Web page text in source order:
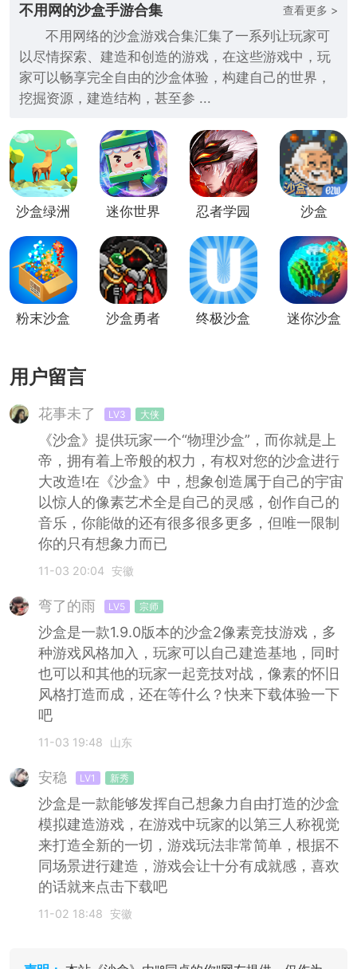
不用网的沙盒手游合集 查看更多 >
不用网络的沙盒游戏合集汇集了一系列让玩家可
以尽情探索、建造和创造的游戏，在这些游戏中，玩
家可以畅享完全自由的沙盒体验，构建自己的世界，
挖掘资源，建造结构，甚至参 ...
沙盒绿洲
迷你世界
服
忍者学园
沙盒
粉末沙盒 沙盒勇者 终极沙盒 迷你沙盒
用户留言
花事未了 LV3 大侠
《沙盒》提供玩家一个“物理沙盒”，而你就是上
帝，拥有着上帝般的权力，有权对您的沙盒进行
大改造!在《沙盒》中，想象创造属于自己的宇宙
以惊人的像素艺术全是自己的灵感，创作自己的
音乐，你能做的还有很多很多更多，但唯一限制
你的只有想象力而已
11-03 20:04 安徽
弯了的雨 LV5 宗师
沙盒是一款1.9.0版本的沙盒2像素竞技游戏，多
种游戏风格加入，玩家可以自己建造基地，同时
也可以和其他的玩家一起竞技对战，像素的怀旧
风格打造而成，还在等什么？快来下载体验一下
吧
11-03 19:48 山东
安稳 LV1 新秀
沙盒是一款能够发挥自己想象力自由打造的沙盒
模拟建造游戏，在游戏中玩家的以第三人称视觉
来打造全新的一切，游戏玩法非常简单，根据不
同场景进行建造，游戏会让十分有成就感，喜欢
的话就来点击下载吧
11-02 18:48 安徽